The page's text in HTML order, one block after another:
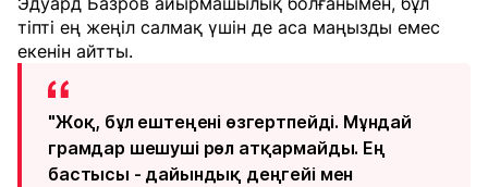
тіпті ең жеңіл салмақ үшін де аса маңызды емес
екенін айтты.
"Жоқ, бұл ештеңені өзгертпейді. Мұндай
грамдар шешуші рөл атқармайды. Ең
бастысы - дайындық деңгейі мен